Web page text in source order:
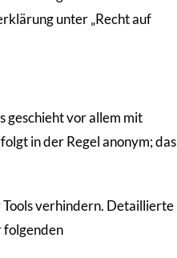
unter „Recht auf
geschieht vor allem mit
in der Regel anonym; das
verhindern. Detaillierte
folgenden